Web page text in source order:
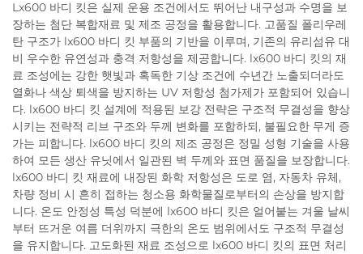
Lx600 바디 킷은 실제 운용 조건에서도 뛰어난 내구성과 수명을 보
장하는 첨단 복합재료 및 제조 공정을 활용합니다. 고품질 폴리우레
탄 구조가 lx600 바디 킷 부품의 기반을 이루며, 기존의 유리섬유 대
비 우수한 유연성과 충격 저항성을 제공합니다. lx600 바디 킷의 재
료 조성에는 강한 햇빛과 혹독한 기상 조건에 수년간 노출되더라도
열화나 색상 퇴색을 방지하는 UV 저항성 첨가제가 포함되어 있습니
다. lx600 바디 킷 설계에 적용된 보강 전략은 구조적 무결성을 향상
시키는 전략적 리브 구조와 두께 변화를 포함하되, 불필요한 무게 증
가는 피합니다. lx600 바디 킷의 제조 공정은 정밀 성형 기술을 사용
하여 모든 생산 유닛에서 일관된 벽 두께와 표면 품질을 보장합니다.
lx600 바디 킷 재료에 내장된 화학 저항성은 도로 염, 자동차 유체,
차량 정비 시 흔히 접하는 청소용 화학물질로부터의 손상을 방지합
니다. 온도 안정성 특성 덕분에 lx600 바디 킷은 얼어붙는 겨울 날씨
부터 뜨거운 여름 더위까지 극한의 온도 범위에서도 구조적 무결성
을 유지합니다. 고도화된 재료 조성으로 lx600 바디 킷의 표면 처리